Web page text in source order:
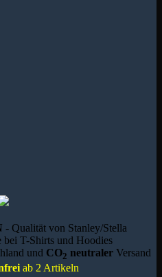
- Qualität von Stanley/Stella
bei T-Shirts und Hoodies
und CO2 neutraler Versand
ab 2 Artikeln